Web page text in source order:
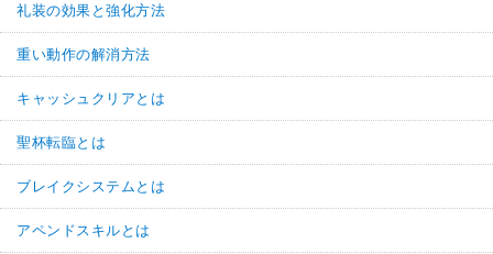
礼装の効果と強化方法
重い動作の解消方法
キャッシュクリアとは
聖杯転臨とは
ブレイクシステムとは
アペンドスキルとは